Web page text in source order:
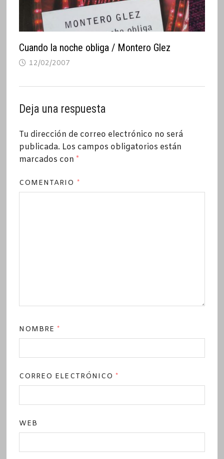
Cuando la noche obliga / Montero Glez
12/02/2007
Deja una respuesta
Tu dirección de correo electrónico no será
publicada. Los campos obligatorios están
marcados con *
COMENTARIO *
NOMBRE*
CORREO ELECTRÓNICO*
WEB